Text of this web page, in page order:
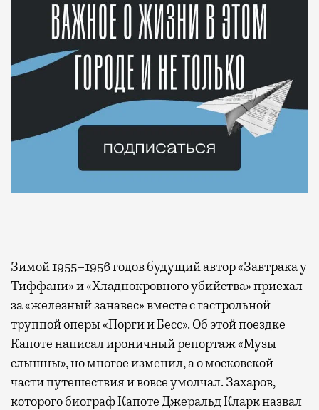
Зимой 1955–1956 годов будущий автор «Завтрака у
Тиффани» и «Хладнокровного убийства» приехал
за «железный занавес» вместе с гастрольной
труппой оперы «Порги и Бесс». Об этой поездке
Капоте написал ироничный репортаж «Музы
слышны», но многое изменил, а о московской
части путешествия и вовсе умолчал. Захаров,
которого биограф Капоте Джеральд Кларк назвал